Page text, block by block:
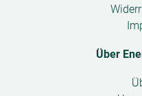
Über